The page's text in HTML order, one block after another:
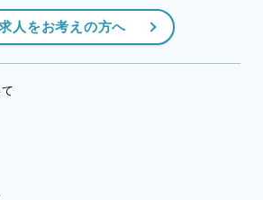
人をお考えの方へ